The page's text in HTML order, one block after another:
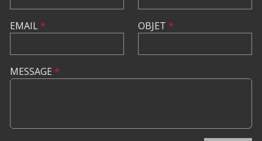
EMAIL* OBJET *
MESSAGE *